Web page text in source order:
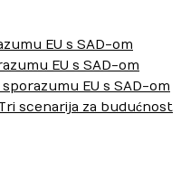
EU s SAD-om
EU s SAD-om
EU s SAD-om
scenarija za budućnost